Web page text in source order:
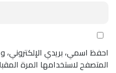
احفظ اسمي، بريدي الإلكتروني،
المتصفح لاستخدامها المرة